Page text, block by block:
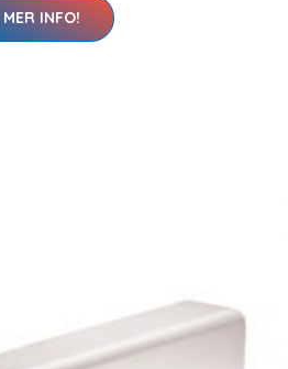
MER INFO!